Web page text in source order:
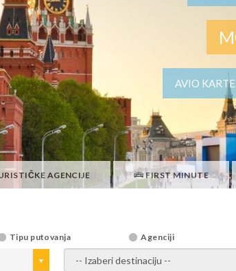
AVIO
AGENCIJE FIRST MINUTE
Tipu putovanja Agenciji
- izaberi destinaciju -